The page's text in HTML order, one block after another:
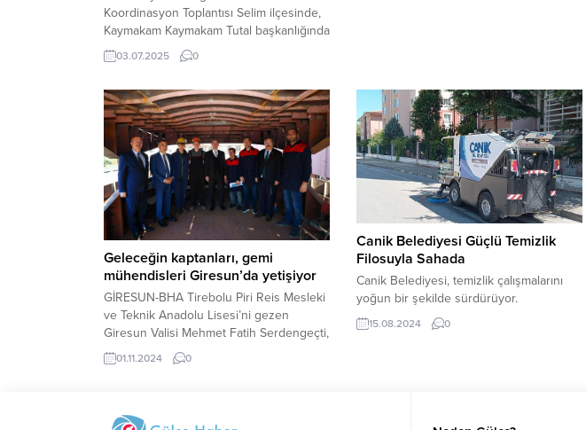
Koordinasyon Toplantısı Selim ilçesinde,
Kaymakam Kaymakam Tutal başkanlığında
düzenlenen toplantıda, kamu
kurumlarının amirleri bir araya gelerek
ve vatandaş odaklı hizmet anlayışının
yaygınlaştırılması konularını masaya
yatırdı. Toplantıda, mevcut çalışmalar ve
hizmet kalitesinin artırılmasına yönelik
adımlar değerlendirildi. Selim’de Kamu
Hizmetleri Gündemi Kars’ın Selim...
03.07.2025 0
USOM’un, 2013 yılından bu yana...
Geleceğin kaptanları, gemi
mühendisleri Giresun’da yetişiyor
GİRESUN-BHA Tirebolu Piri Reis Mesleki
ve Teknik Anadolu Lisesi’ni gezen
Giresun Valisi Mehmet Fatih Serdengeçti,
“Gemi yapımı ve denizcilik alanlarında
geleceğin kaptanları, gemi mühendisleri,
Giresun Valisi Mehmet Fatih Serdengeçti,
01.11.2024 0
Canik Belediyesi Güçlü Temizlik
Filosuyla Sahada
Canik Belediyesi, temizlik çalışmalarını
yoğun bir şekilde sürdürüyor.
15.08.2024 0